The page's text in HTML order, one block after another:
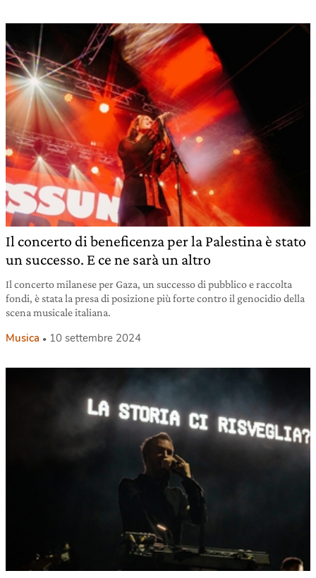
Il concerto di beneficenza per la Palestina è stato
un successo. E ce ne sarà un altro
Il concerto milanese per Gaza, un successo di pubblico e raccolta
fondi, è stata la presa di posizione più forte contro il genocidio della
scena musicale italiana.
Musica 10 settembre 2024